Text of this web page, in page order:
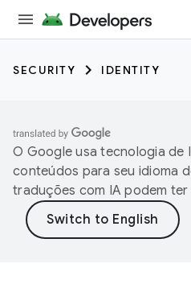
SECURITY IDENTITY
O Google usa tecnologia de
conteúdos para seu idioma
traduções com IA podem ter